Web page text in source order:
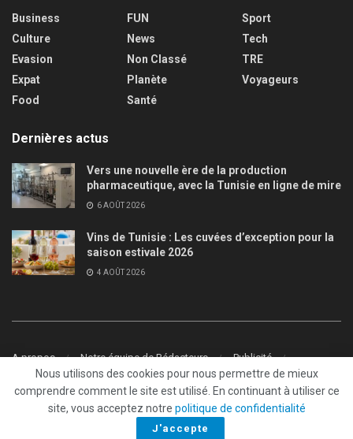
Business
Culture
Evasion
Expat
Food
FUN
News
Non Classé
Planète
Santé
Sport
Tech
TRE
Voyageurs
Dernières actus
Vers une nouvelle ère de la production
pharmaceutique, avec la Tunisie en ligne de mire
6 AOÛT 2026
Vins de Tunisie : Les cuvées d’exception pour la
saison estivale 2026
4 AOÛT 2026
A propos Notre équipe de Rédacteurs
Publicité
Contact
Tunisie.fr - Tous droits réservés
Nous utilisons des cookies pour nous permettre de mieux
comprendre comment le site est utilisé. En continuant à utiliser ce
site, vous acceptez notre politique de confidentialité
J'accepte